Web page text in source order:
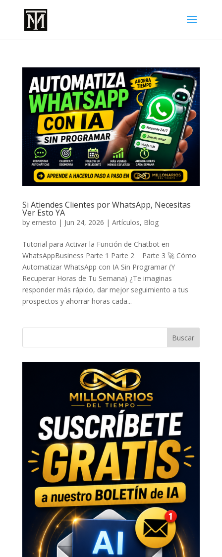
Si Atiendes Clientes por WhatsApp, Necesitas
Ver Esto YA
by ernesto | Jun 24, 2026 | Artículos, Blog
Tutorial para Activar la Función de Chatbot en
WhatsAppBusiness Parte 1 Parte 2 Parte 3 🚀 Cómo
Automatizar WhatsApp con IA Sin Programar (Y
Recuperar Horas de Tu Semana) ¿Te imaginas
responder más rápido, dar mejor seguimiento a tus
prospectos y ahorrar horas cada...
Buscar